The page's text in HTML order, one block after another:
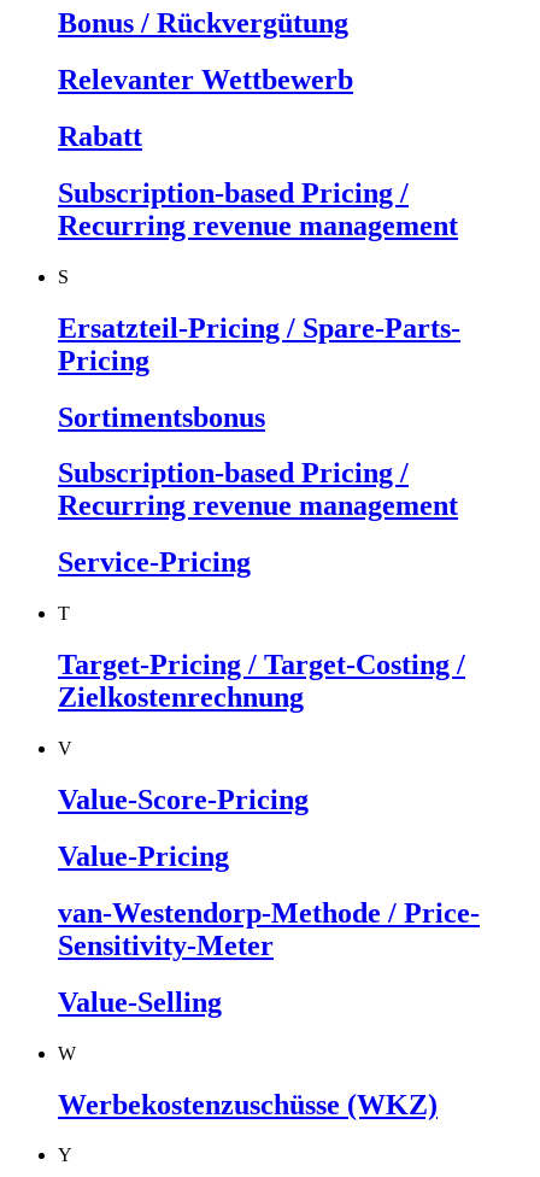
Bonus / Rückvergütung
Relevanter Wettbewerb
Rabatt
Subscription-based Pricing /
Recurring revenue management
S
Ersatzteil-Pricing / Spare-Parts-
Pricing
Sortimentsbonus
Subscription-based Pricing /
Recurring revenue management
Service-Pricing
T
Target-Pricing / Target-Costing /
Zielkostenrechnung
V
Value-Score-Pricing
Value-Pricing
van-Westendorp-Methode / Price-
Sensitivity-Meter
Value-Selling
W
Werbekostenzuschüsse (WKZ)
Y